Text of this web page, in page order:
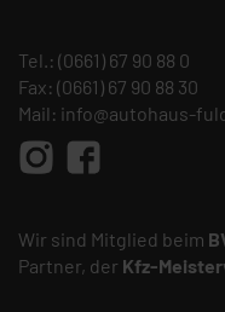
Tel.: (0661) 67 90 88 0
Fax: (0661) 67 90 88 30
Mail: info@autohaus-
Wir sind Mitglied beim
Partner, der Kfz-